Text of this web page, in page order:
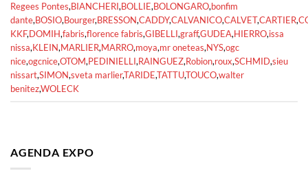
Regees Pontes,BIANCHERI,BOLLIE,BOLONGARO,bonfim
dante,BOSIO,Bourger,BRESSON,CADDY,CALVANICO,CALVET,CARTIER,
KKF,DOMIH,fabris,florence fabris,GIBELLI,graff,GUDEA,HIERRO,issa
nissa,KLEIN,MARLIER,MARRO,moya,mr oneteas,NYS,ogc
nice,ogcnice,OTOM,PEDINIELLI,RAINGUEZ,Robion,roux,SCHMID,sieu
nissart,SIMON,sveta marlier,TARIDE,TATTU,TOUCO,walter
benitez,WOLECK
AGENDA EXPO